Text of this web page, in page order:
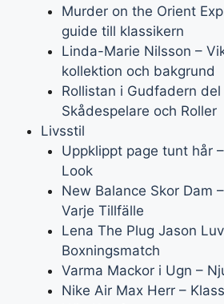
Murder on the Orient
guide till klassikern
Linda-Marie Nilsson –
kollektion och bakgrund
Rollistan i Gudfadern del
Skådespelare och Roller
Livsstil
Uppklippt page tunt hår
Look
New Balance Skor Dam
Varje Tillfälle
Lena The Plug Jason
Boxningsmatch
Varma Mackor i Ugn –
Nike Air Max Herr –